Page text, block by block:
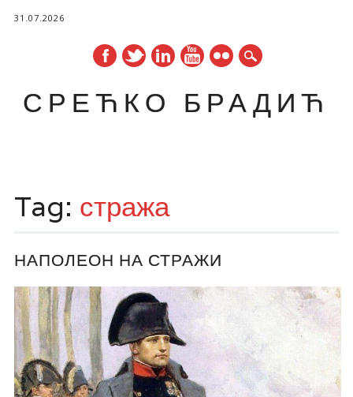
31.07.2026
СРЕЋКО БРАДИЋ
content
Tag: стража
НАПОЛЕОН НА СТРАЖИ